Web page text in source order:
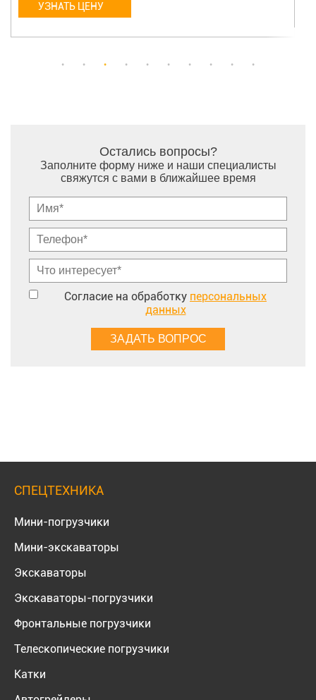
УЗНАТЬ ЦЕНУ
Остались вопросы?
Заполните форму ниже и наши специалисты
свяжутся с вами в ближайшее время
Согласие на обработку персональных
данных
СПЕЦТЕХНИКА
Мини-погрузчики
Мини-экскаваторы
Экскаваторы
Экскаваторы-погрузчики
Фронтальные погрузчики
Телескопические погрузчики
Катки